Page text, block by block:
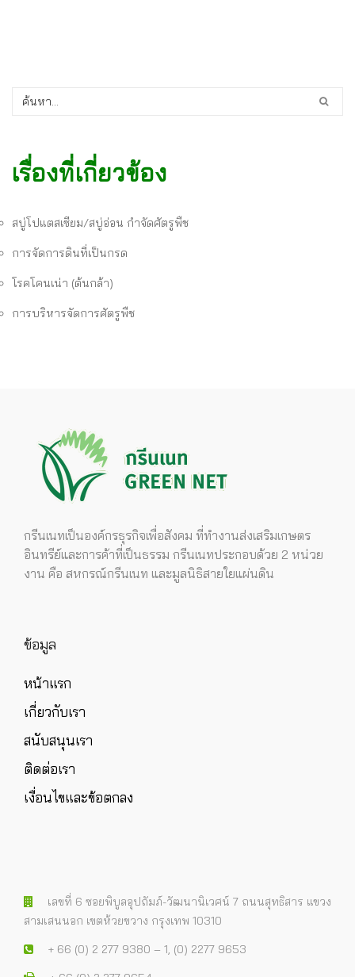
เรื่องที่เกี่ยวข้อง
สบู่โปแตสเซียม/สบู่อ่อน กำจัดศัตรูพืช
การจัดการดินที่เป็นกรด
โรคโคนเน่า (ต้นกล้า)
การบริหารจัดการศัตรูพืช
กรีนเนทเป็นองค์กรธุรกิจเพื่อสังคม ที่ทำงานส่งเสริมเกษตร
อินทรีย์และการค้าที่เป็นธรรม กรีนเนทประกอบด้วย 2 หน่วย
งาน คือ สหกรณ์กรีนเนท และมูลนิธิสายใยแผ่นดิน
ข้อมูล
หน้าแรก
เกี่ยวกับเรา
สนับสนุนเรา
ติดต่อเรา
เงื่อนไขและข้อตกลง
เลขที่ 6 ซอยพิบูลอุปถัมภ์-วัฒนานิเวศน์ 7 ถนนสุทธิสาร แขวง
สามเสนนอก เขตห้วยขวาง กรุงเทพ 10310
+ 66 (0) 2 277 9380 – 1, (0) 2277 9653